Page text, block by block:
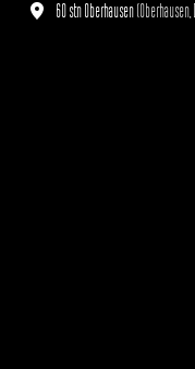
60 stn Oberhausen Oberhausen